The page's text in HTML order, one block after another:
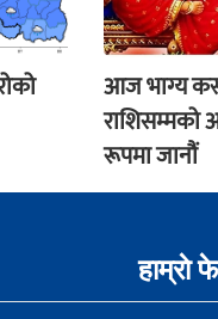
आज भाग्य
रूपमा जानौं
हाम्राे